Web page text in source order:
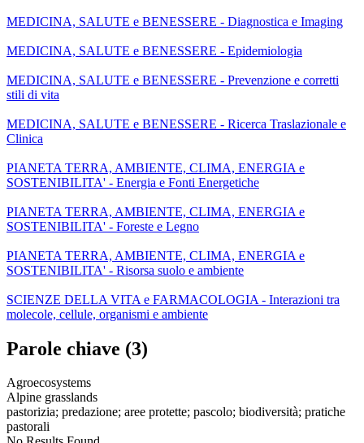
MEDICINA, SALUTE e BENESSERE - Diagnostica e Imaging
MEDICINA, SALUTE e BENESSERE - Epidemiologia
MEDICINA, SALUTE e BENESSERE - Prevenzione e corretti
stili di vita
MEDICINA, SALUTE e BENESSERE - Ricerca Traslazionale e
Clinica
PIANETA TERRA, AMBIENTE, CLIMA, ENERGIA e
SOSTENIBILITA' - Energia e Fonti Energetiche
PIANETA TERRA, AMBIENTE, CLIMA, ENERGIA e
SOSTENIBILITA' - Foreste e Legno
PIANETA TERRA, AMBIENTE, CLIMA, ENERGIA e
SOSTENIBILITA' - Risorsa suolo e ambiente
SCIENZE DELLA VITA e FARMACOLOGIA - Interazioni tra
molecole, cellule, organismi e ambiente
Parole chiave (3)
Agroecosystems
Alpine grasslands
pastorizia; predazione; aree protette; pascolo; biodiversità; pratiche
pastorali